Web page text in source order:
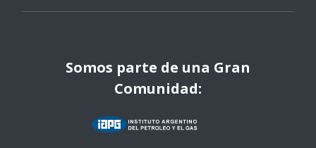
Somos parte de una Gran
Comunidad: